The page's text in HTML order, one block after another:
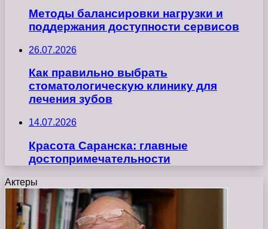
Методы балансировки нагрузки и
поддержания доступности сервисов
26.07.2026
Как правильно выбрать
стоматологическую клинику для
лечения зубов
14.07.2026
Красота Саранска: главные
достопримечательности
Актеры